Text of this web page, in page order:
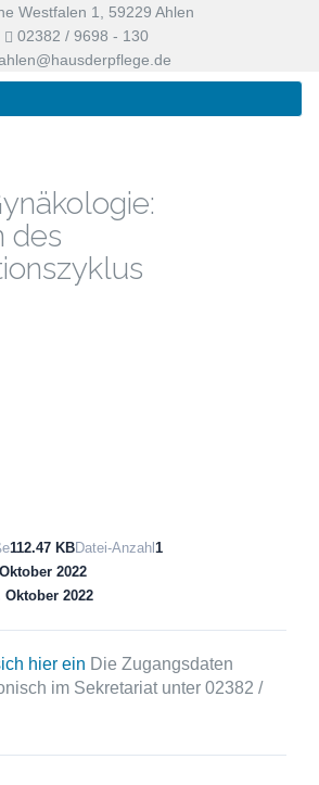
Westfalen 1, 59229 Ahlen
02382 / 9698 - 130
des
112.47 KBDatei-Anzahl 1
2022
Oktober 2022
hier ein Die Zugangsdaten
im Sekretariat unter 02382 /